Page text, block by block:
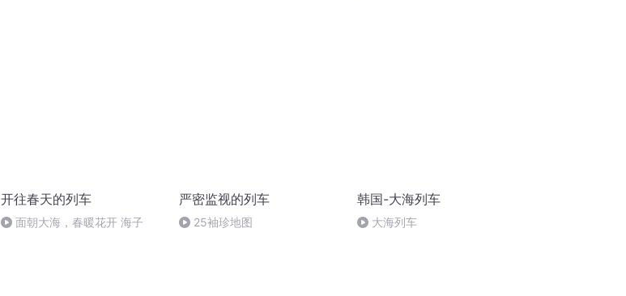
开往春天的列车
面朝大海，春暖花开 海子
严密监视的列车
25袖珍地图
韩国-大海列车
大海列车